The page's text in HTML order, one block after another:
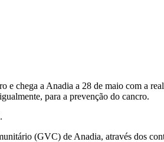
chega a Anadia a 28 de maio com a
para a prevenção do cancro.
(GVC) de Anadia, através dos